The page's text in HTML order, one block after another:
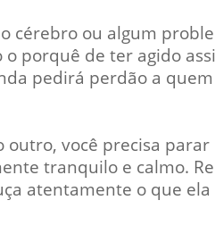
cérebro ou algum
porquê de ter agido
pedirá perdão a
outro, você precisa
tranquilo e calmo.
atentamente o que